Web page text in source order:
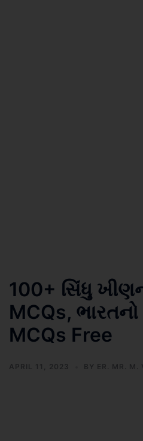
100+ સિંધુ
MCQs,
MCQs Free
APRIL 11, 2023 BY ER. MR. M.